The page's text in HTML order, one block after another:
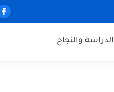
الدراسة والنجاح